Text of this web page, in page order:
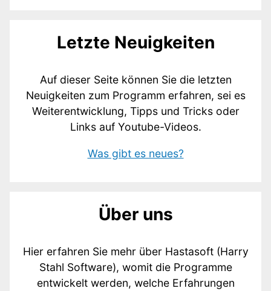
Letzte Neuigkeiten
Auf dieser Seite können Sie die letzten
Neuigkeiten zum Programm erfahren, sei es
Weiterentwicklung, Tipps und Tricks oder
Links auf Youtube-Videos.
Was gibt es neues?
Über uns
Hier erfahren Sie mehr über Hastasoft (Harry
Stahl Software), womit die Programme
entwickelt werden, welche Erfahrungen